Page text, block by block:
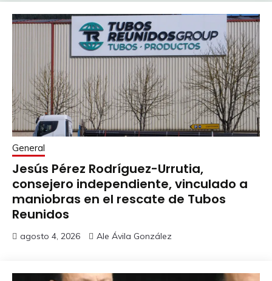
General
Jesús Pérez Rodríguez-Urrutia,
consejero independiente, vinculado a
maniobras en el rescate de Tubos
Reunidos
agosto 4, 2026 Ale Ávila González